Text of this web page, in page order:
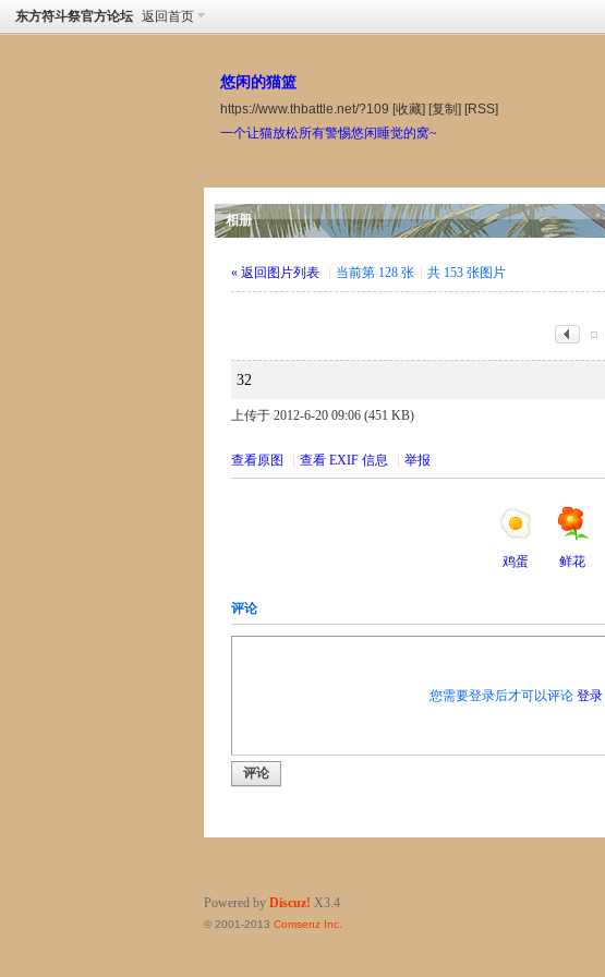
东方符斗祭官方论坛 返回首页
悠闲的猫篮
https://www.thbattle.net/?109 [收藏] [复制] [RSS]
一个让猫放松所有警惕悠闲睡觉的窝~
相册
« 返回图片列表 当前第 128 张 共 153 张图片
32
上传于 2012-6-20 09:06 (451 KB)
查看原图 查看 EXIF 信息 举报
鸡蛋 鲜花
评论
您需要登录后才可以评论 登录|
评论
Powered by Discuz! X3.4
© 2001-2013 Comsenz Inc.